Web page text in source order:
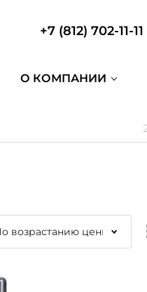
+7 (812) 702-11-11
О КОМПАНИИ